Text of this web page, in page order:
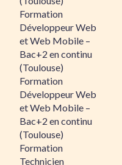
Formation
Développeur Web
et Web Mobile –
Bac+2 en continu
(Toulouse)
Formation
Développeur Web
et Web Mobile –
Bac+2 en continu
(Toulouse)
Formation
Technicien